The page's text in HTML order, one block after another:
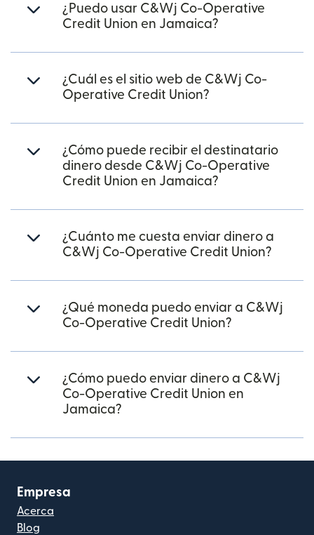
¿Puedo usar C&Wj Co-Operative
Credit Union en Jamaica?
¿Cuál es el sitio web de C&Wj Co-
Operative Credit Union?
¿Cómo puede recibir el destinatario
dinero desde C&Wj Co-Operative
Credit Union en Jamaica?
¿Cuánto me cuesta enviar dinero a
C&Wj Co-Operative Credit Union?
¿Qué moneda puedo enviar a C&Wj
Co-Operative Credit Union?
¿Cómo puedo enviar dinero a C&Wj
Co-Operative Credit Union en
Jamaica?
Empresa
Acerca
Blog